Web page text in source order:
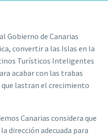
Gobierno de Canarias
convertir a las Islas en la
Turísticos Inteligentes
acabar con las trabas
lastran el crecimiento
Canarias considera que
dirección adecuada para